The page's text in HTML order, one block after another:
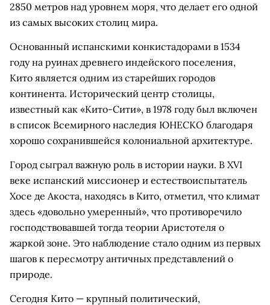
2850 метров над уровнем моря, что делает его одной
из самых высоких столиц мира.
Основанный испанскими конкистадорами в 1534
году на руинах древнего индейского поселения,
Кито является одним из старейших городов
континента. Исторический центр столицы,
известный как «Кито-Сити», в 1978 году был включен
в список Всемирного наследия ЮНЕСКО благодаря
хорошо сохранившейся колониальной архитектуре.
Город сыграл важную роль в истории науки. В XVI
веке испанский миссионер и естествоиспытатель
Хосе де Акоста, находясь в Кито, отметил, что климат
здесь «довольно умеренный», что противоречило
господствовавшей тогда теории Аристотеля о
жаркой зоне. Это наблюдение стало одним из первых
шагов к пересмотру античных представлений о
природе.
Сегодня Кито — крупный политический,